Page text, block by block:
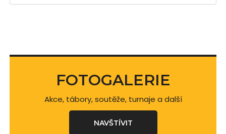
FOTOGALERIE
Akce, tábory, soutěže, turnaje a další
NAVŠTÍVIT